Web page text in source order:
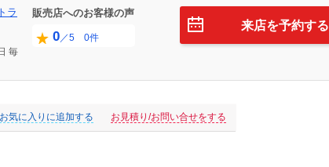
ラ
毎
販売店へのお客様の声
0／5 0件
来店を予約する
お気に入りに追加する お見積り/お問い合せをする